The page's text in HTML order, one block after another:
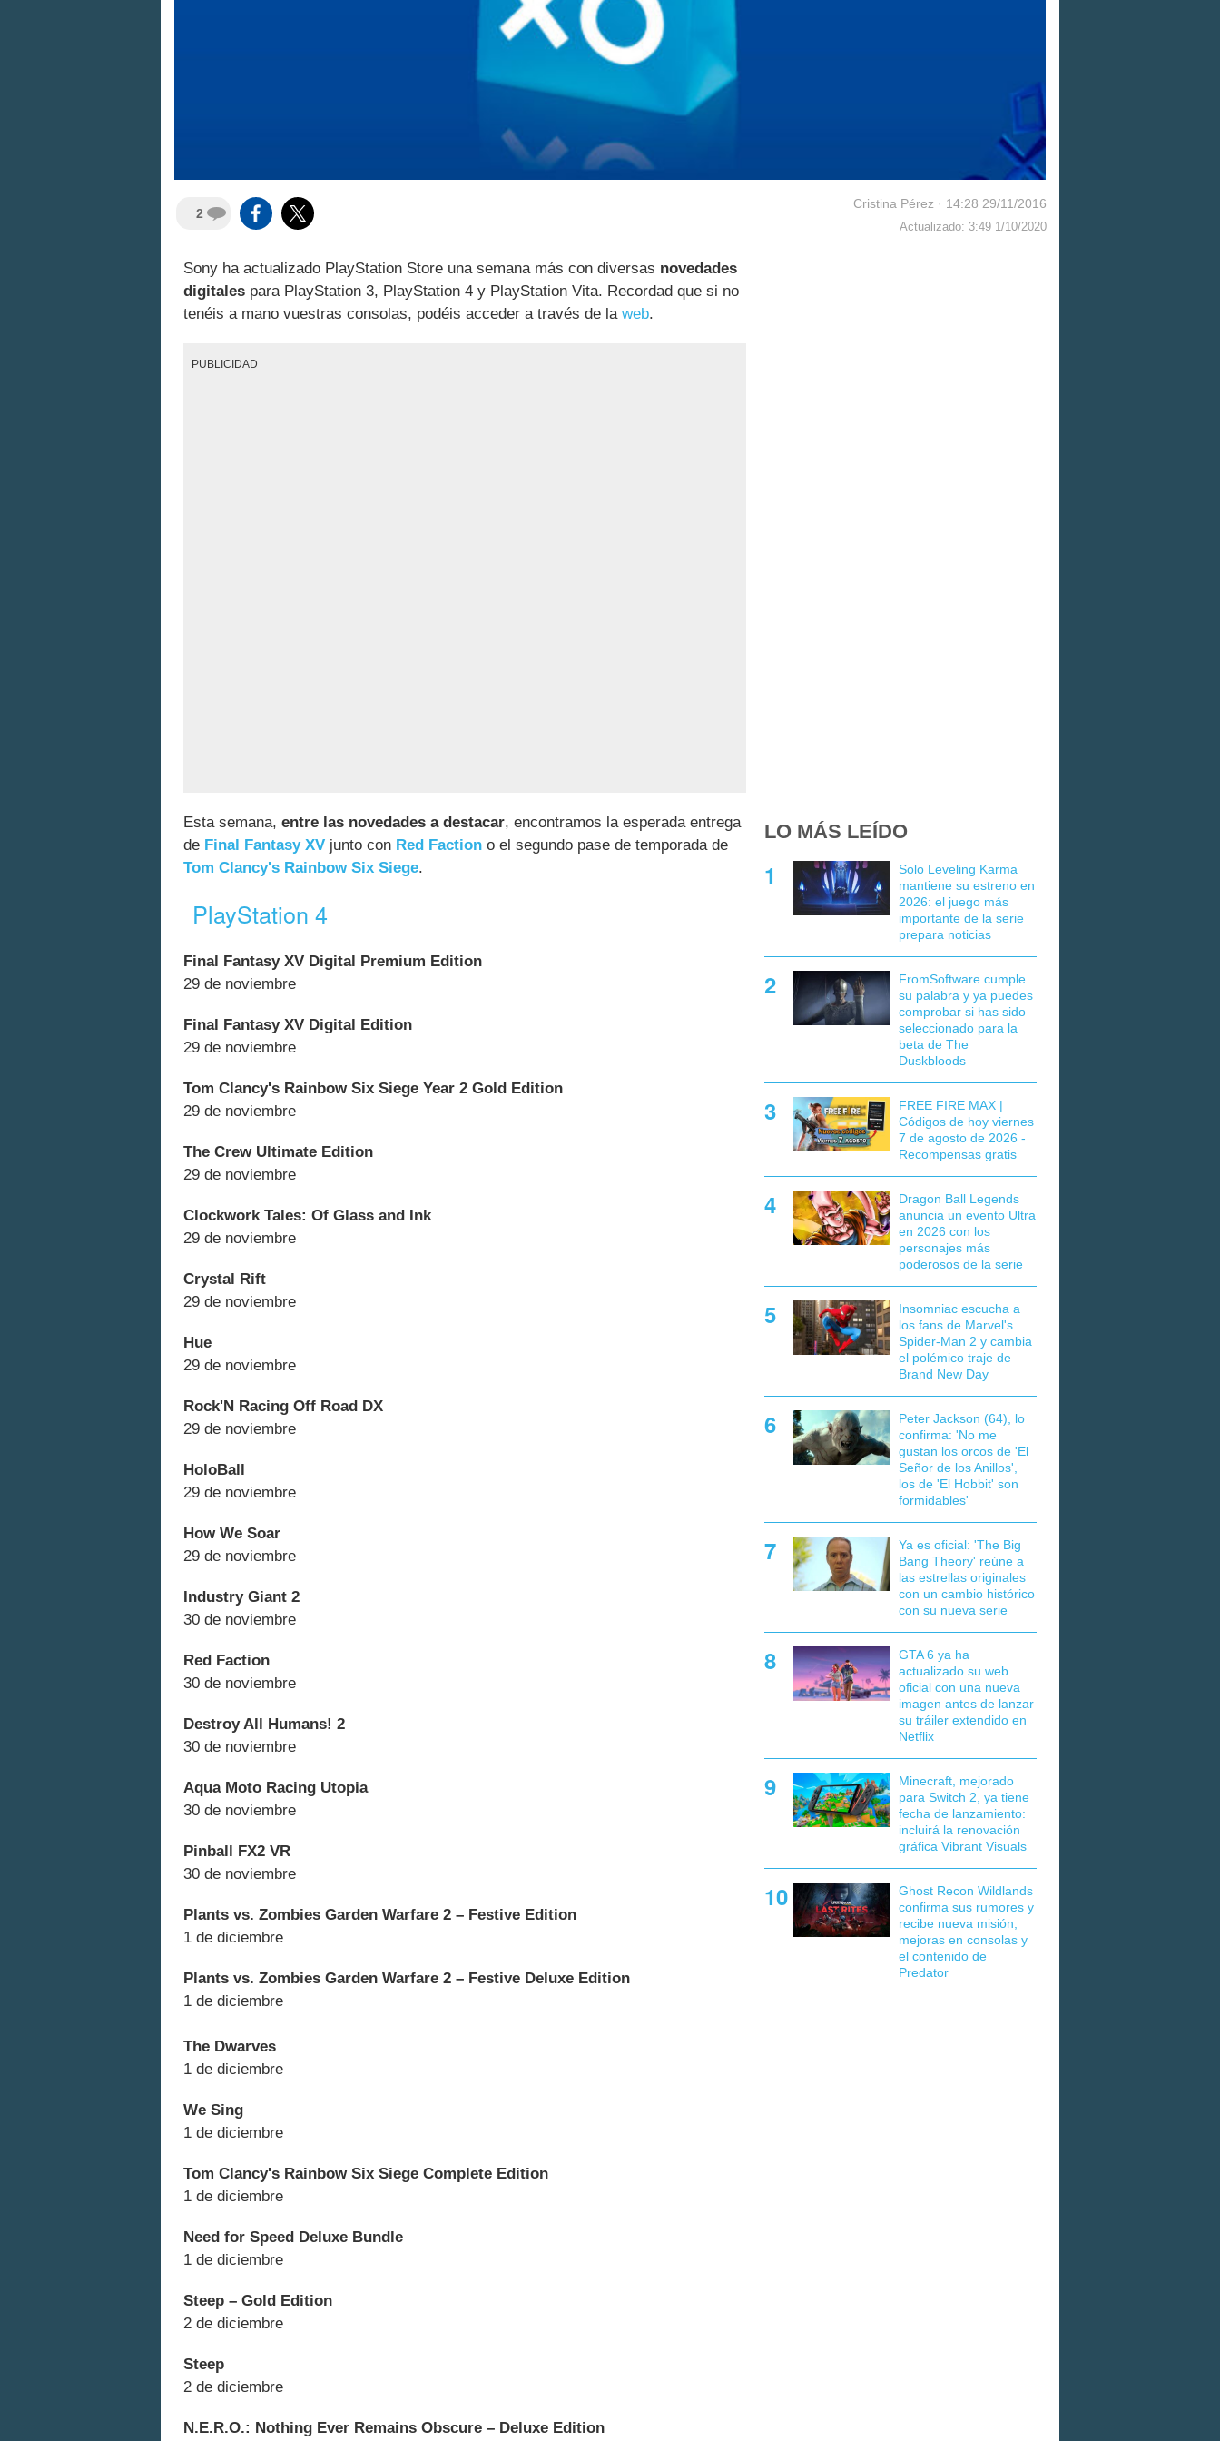
2
Cristina Pérez · 14:28 29/11/2016
Actualizado: 3:49 1/10/2020
Sony ha actualizado PlayStation Store una semana más con diversas novedades
digitales para PlayStation 3, PlayStation 4 y PlayStation Vita. Recordad que si no
tenéis a mano vuestras consolas, podéis acceder a través de la web.
PUBLICIDAD
Esta semana, entre las novedades a destacar, encontramos la esperada entrega
de Final Fantasy XV junto con Red Faction o el segundo pase de temporada de
Tom Clancy's Rainbow Six Siege.
PlayStation 4
Final Fantasy XV Digital Premium Edition
29 de noviembre
Final Fantasy XV Digital Edition
29 de noviembre
Tom Clancy's Rainbow Six Siege Year 2 Gold Edition
29 de noviembre
The Crew Ultimate Edition
29 de noviembre
Clockwork Tales: Of Glass and Ink
29 de noviembre
Crystal Rift
29 de noviembre
Hue
29 de noviembre
Rock'N Racing Off Road DX
29 de noviembre
HoloBall
29 de noviembre
How We Soar
29 de noviembre
Industry Giant 2
30 de noviembre
Red Faction
30 de noviembre
Destroy All Humans! 2
30 de noviembre
Aqua Moto Racing Utopia
30 de noviembre
Pinball FX2 VR
30 de noviembre
Plants vs. Zombies Garden Warfare 2 – Festive Edition
1 de diciembre
Plants vs. Zombies Garden Warfare 2 – Festive Deluxe Edition
1 de diciembre
The Dwarves
1 de diciembre
We Sing
1 de diciembre
Tom Clancy's Rainbow Six Siege Complete Edition
1 de diciembre
Need for Speed Deluxe Bundle
1 de diciembre
Steep – Gold Edition
2 de diciembre
Steep
2 de diciembre
N.E.R.O.: Nothing Ever Remains Obscure – Deluxe Edition
LO MÁS LEÍDO
Solo Leveling Karma
mantiene su estreno en
2026: el juego más
importante de la serie
prepara noticias
FromSoftware cumple
su palabra y ya puedes
comprobar si has sido
seleccionado para la
beta de The
Duskbloods
FREE FIRE MAX |
Códigos de hoy viernes
7 de agosto de 2026 -
Recompensas gratis
Dragon Ball Legends
anuncia un evento Ultra
en 2026 con los
personajes más
poderosos de la serie
Insomniac escucha a
los fans de Marvel's
Spider-Man 2 y cambia
el polémico traje de
Brand New Day
Peter Jackson (64), lo
confirma: 'No me
gustan los orcos de 'El
Señor de los Anillos',
los de 'El Hobbit' son
formidables'
Ya es oficial: 'The Big
Bang Theory' reúne a
las estrellas originales
con un cambio histórico
con su nueva serie
GTA 6 ya ha
actualizado su web
oficial con una nueva
imagen antes de lanzar
su tráiler extendido en
Netflix
Minecraft, mejorado
para Switch 2, ya tiene
fecha de lanzamiento:
incluirá la renovación
gráfica Vibrant Visuals
Ghost Recon Wildlands
confirma sus rumores y
recibe nueva misión,
mejoras en consolas y
el contenido de
Predator